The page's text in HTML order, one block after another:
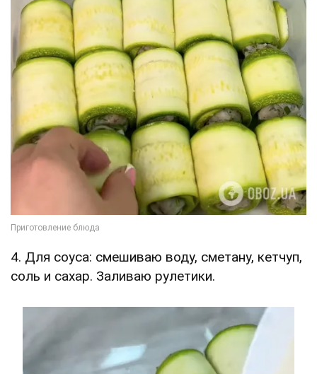
4. Для соуса: смешиваю воду, сметану, кетчуп,
соль и сахар. Заливаю рулетики.